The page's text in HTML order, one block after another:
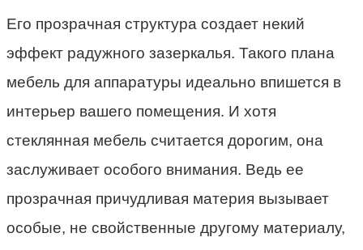
Его прозрачная структура создает некий
эффект радужного зазеркалья. Такого плана
мебель для аппаратуры идеально впишется в
интерьер вашего помещения. И хотя
стеклянная мебель считается дорогим, она
заслуживает особого внимания. Ведь ее
прозрачная причудливая материя вызывает
особые, не свойственные другому материалу,